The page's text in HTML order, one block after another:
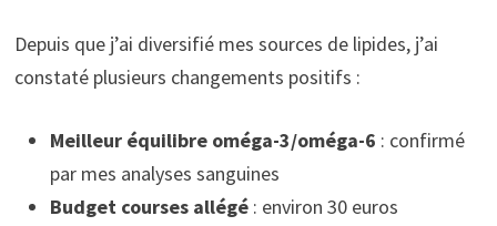
Depuis que j’ai diversifié mes sources de lipides, j’ai
constaté plusieurs changements positifs :
Meilleur équilibre oméga-3/oméga-6 : confirmé
par mes analyses sanguines
Budget courses allégé: environ 30 euros